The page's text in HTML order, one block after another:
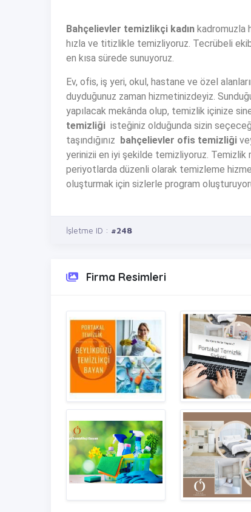
Bahçelievler temizlikçi kadın kadromuzla
hızla ve titizlikle temizliyoruz. Tecrübeli
en kısa sürede sunuyoruz.
Ev, ofis, iş yeri, okul, hastane ve özel
duyduğunuz zaman hizmetinizdeyiz.
yapılacak mekânda olup, temizlik içinize
temizliği isteğiniz olduğunda sizin
taşındığınız bahçelievler ofis temizliği
yerinizii en iyi şekilde temizliyoruz.
periyotlarda düzenli olarak temizleme
oluşturmak için sizlerle program
İşletme ID : #248
Firma Resimleri